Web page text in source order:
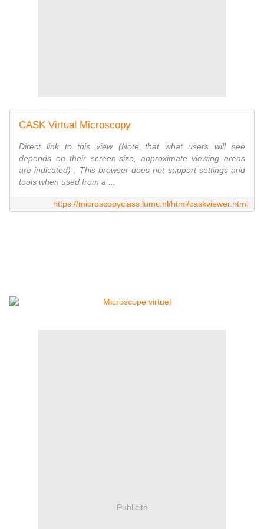
CASK Virtual Microscopy
Direct link to this view (Note that what users will see
depends on their screen-size, approximate viewing areas
are indicated) : This browser does not support settings and
tools when used from a ...
https://microscopyclass.lumc.nl/html/caskviewer.html
Publicité